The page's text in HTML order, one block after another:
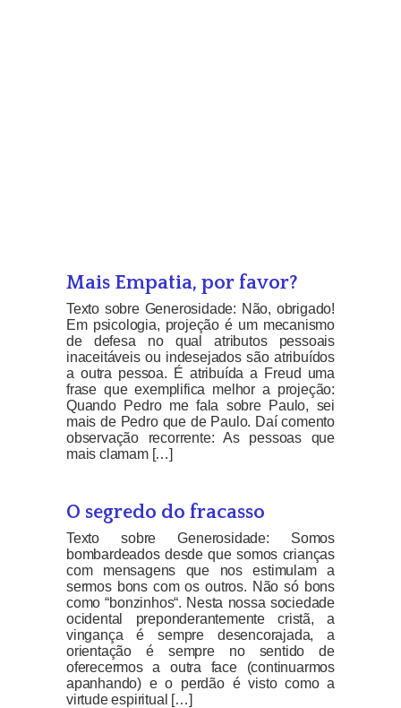
Mais Empatia, por favor?
Texto sobre Generosidade: Não, obrigado!
Em psicologia, projeção é um mecanismo
de defesa no qual atributos pessoais
inaceitáveis ou indesejados são atribuídos
a outra pessoa. É atribuída a Freud uma
frase que exemplifica melhor a projeção:
Quando Pedro me fala sobre Paulo, sei
mais de Pedro que de Paulo. Daí comento
observação recorrente: As pessoas que
mais clamam […]
O segredo do fracasso
Texto sobre Generosidade: Somos
bombardeados desde que somos crianças
com mensagens que nos estimulam a
sermos bons com os outros. Não só bons
como “bonzinhos“. Nesta nossa sociedade
ocidental preponderantemente cristã, a
vingança é sempre desencorajada, a
orientação é sempre no sentido de
oferecermos a outra face (continuarmos
apanhando) e o perdão é visto como a
virtude espiritual […]